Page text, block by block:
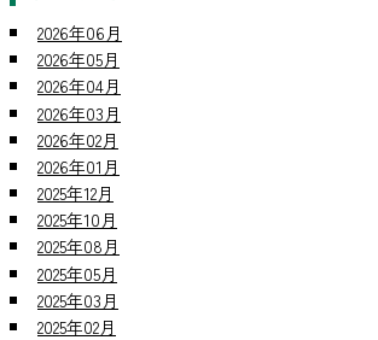
2026年06月
2026年05月
2026年04月
2026年03月
2026年02月
2026年01月
2025年12月
2025年10月
2025年08月
2025年05月
2025年03月
2025年02月